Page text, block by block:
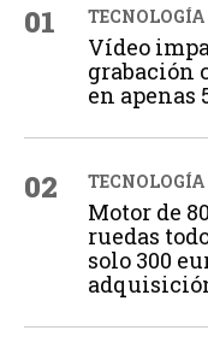
01 TECNOLOGÍA
Vídeo
grabación
en apenas
02 TECNOLOGÍA
Motor de
ruedas
solo 300